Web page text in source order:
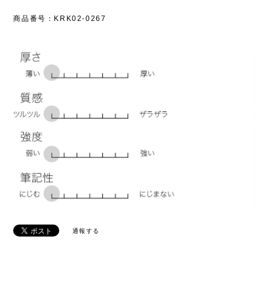
商品番号：KRK02-0267
通報する